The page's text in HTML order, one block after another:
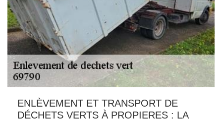
ENLÈVEMENT ET TRANSPORT DE
DÉCHETS VERTS À PROPIERES : LA